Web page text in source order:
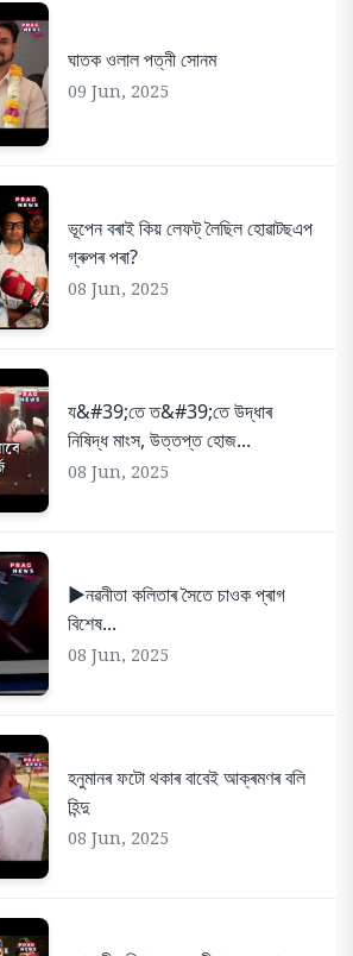
ঘাতক ওলাল পত্নী সোনম
09 Jun, 2025
ভূপেন বৰাই কিয় লেফট্ লৈছিল হোৱাটছএপ
গ্ৰুপৰ পৰা?
08 Jun, 2025
য&#39;তে ত&#39;তে উদ্ধাৰ
নিষিদ্ধ মাংস, উত্তপ্ত হোজ...
08 Jun, 2025
▶️নৱনীতা কলিতাৰ সৈতে চাওক প্ৰাগ
বিশেষ...
08 Jun, 2025
হনুমানৰ ফটো থকাৰ বাবেই আক্ৰমণৰ বলি
হিন্দু
08 Jun, 2025